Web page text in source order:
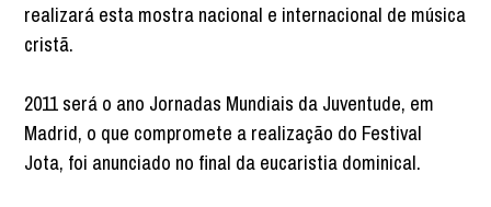
realizará esta mostra nacional e internacional de música
cristã.
2011 será o ano Jornadas Mundiais da Juventude, em
Madrid, o que compromete a realização do Festival
Jota, foi anunciado no final da eucaristia dominical.